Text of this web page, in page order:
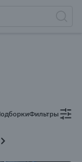
Фильтры